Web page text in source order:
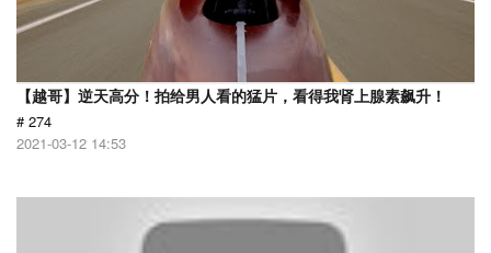
【越哥】逆天高分！拍给男人看的猛片，看得我肾上腺素飙升！
# 274
2021-03-12 14:53